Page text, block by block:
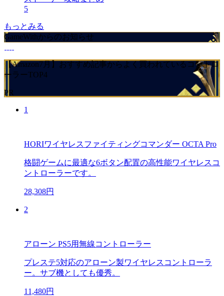
5
もっとみる
GameWithからのお知らせ
【Amazon7月】おすすめ記事からよく買われているコントロ
ーラーTOP4
PR
1
HORIワイヤレスファイティングコマンダー OCTA Pro
格闘ゲームに最適な6ボタン配置の高性能ワイヤレスコ
ントローラーです。
28,308円
2
アローン PS5用無線コントローラー
プレステ5対応のアローン製ワイヤレスコントローラ
ー。サブ機としても優秀。
11,480円